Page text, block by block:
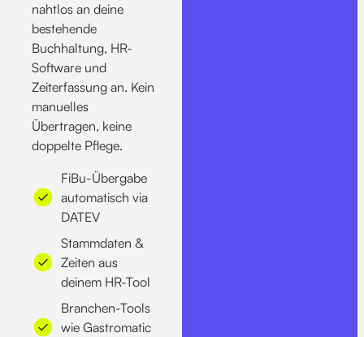
nahtlos an deine
bestehende
Buchhaltung, HR-
Software und
Zeiterfassung an. Kein
manuelles
Übertragen, keine
doppelte Pflege.
FiBu-Übergabe
automatisch via
DATEV
Stammdaten &
Zeiten aus
deinem HR-Tool
Branchen-Tools
wie Gastromatic